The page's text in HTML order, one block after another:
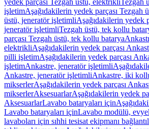
yedek parçası Tezgah üstü, elektrikli Tezgah
işletimAşağıdakilerin yedek parçası Tezgah
üstü, jeneratör işletimliAşağıdakilerin yedek
jeneratör işletimliTezgah üstü, tek kollu
parçası Tezgah üstü, tek kollu batarya
elektrikliAşağıdakilerin yedek parçası
pilli işletimAşağıdakilerin yedek parçası
işletimAnkastre, jeneratör işletimli
Ankastre, jeneratör işletimliAnkastre, iki
mikserlerAşağıdakilerin yedek parçası
mikserlerAksesuarlarAşağıdakilerin yedek
AksesuarlarLavabo bataryaları için
Lavabo bataryaları içinLavabo modülü,
lavaboları için sıhhi tesisat ekipmanı